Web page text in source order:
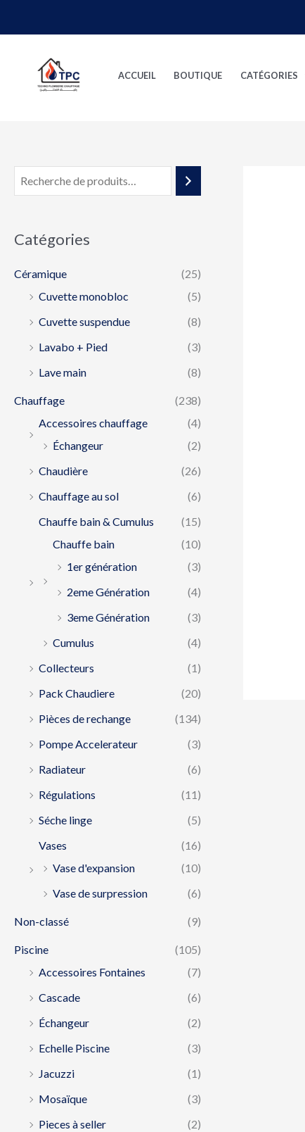
ACCUEIL BOUTIQUE CATÉGORIES
Catégories
Céramique
(25)
Cuvette monobloc
(5)
Cuvette suspendue
(8)
Lavabo + Pied
(3)
Lave main
(8)
Chauffage
(238)
Accessoires chauffage
(4)
Échangeur
(2)
Chaudière
(26)
Chauffage au sol
(6)
Chauffe bain & Cumulus
(15)
Chauffe bain
(10)
1er génération
(3)
2eme Génération
(4)
3eme Génération
(3)
Cumulus
(4)
Collecteurs
(1)
Pack Chaudiere
(20)
Pièces de rechange
(134)
Pompe Accelerateur
(3)
Radiateur
(6)
Régulations
(11)
Séche linge
(5)
Vases
(16)
Vase d'expansion
(10)
Vase de surpression
(6)
Non-classé (9)
Piscine
(105)
Accessoires Fontaines
(7)
Cascade
(6)
Échangeur
(2)
Echelle Piscine
(3)
Jacuzzi
(1)
Mosaïque
(3)
Pieces à seller
(2)